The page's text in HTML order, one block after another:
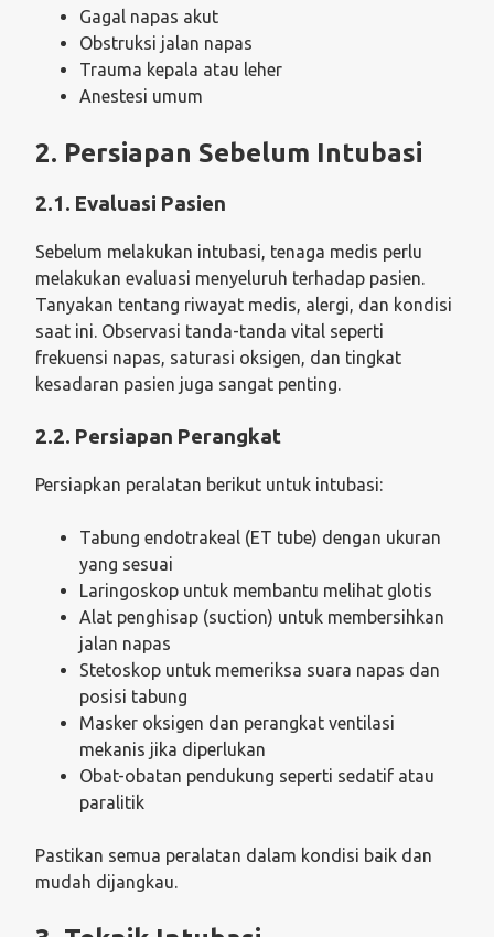
Gagal napas akut
Obstruksi jalan napas
Trauma kepala atau leher
Anestesi umum
2. Persiapan Sebelum Intubasi
2.1. Evaluasi Pasien
Sebelum melakukan intubasi, tenaga medis perlu
melakukan evaluasi menyeluruh terhadap pasien.
Tanyakan tentang riwayat medis, alergi, dan kondisi
saat ini. Observasi tanda-tanda vital seperti
frekuensi napas, saturasi oksigen, dan tingkat
kesadaran pasien juga sangat penting.
2.2. Persiapan Perangkat
Persiapkan peralatan berikut untuk intubasi:
Tabung endotrakeal (ET tube) dengan ukuran
yang sesuai
Laringoskop untuk membantu melihat glotis
Alat penghisap (suction) untuk membersihkan
jalan napas
Stetoskop untuk memeriksa suara napas dan
posisi tabung
Masker oksigen dan perangkat ventilasi
mekanis jika diperlukan
Obat-obatan pendukung seperti sedatif atau
paralitik
Pastikan semua peralatan dalam kondisi baik dan
mudah dijangkau.